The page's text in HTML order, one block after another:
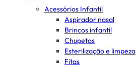
Acessórios Infantil
Aspirador nasal
Brincos infantil
Chupetas
Esterilização e limpeza
Fitas